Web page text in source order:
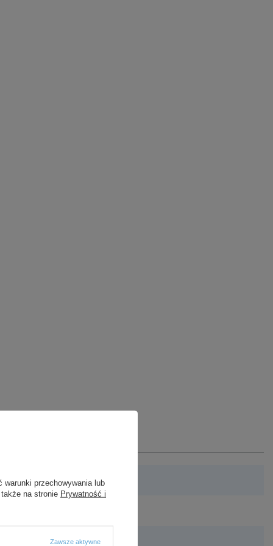
warunki przechowywania lub
na stronie Prywatność i
Zawsze aktywne